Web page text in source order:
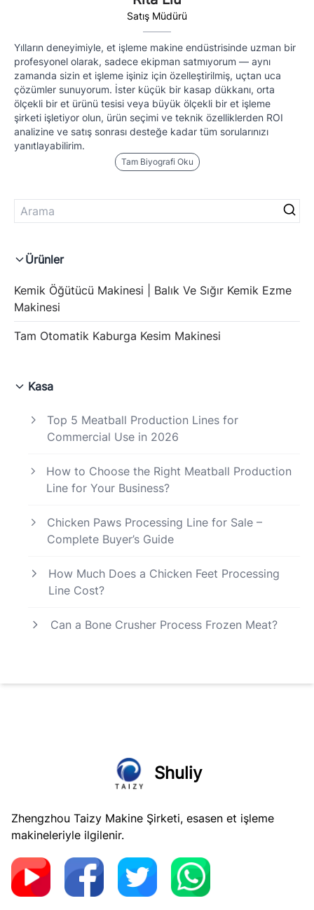
Satış Müdürü
Yılların deneyimiyle, et işleme makine endüstrisinde uzman bir
profesyonel olarak, sadece ekipman satmıyorum — aynı
zamanda sizin et işleme işiniz için özelleştirilmiş, uçtan uca
çözümler sunuyorum. İster küçük bir kasap dükkanı, orta
ölçekli bir et ürünü tesisi veya büyük ölçekli bir et işleme
şirketi işletiyor olun, ürün seçimi ve teknik özelliklerden ROI
analizine ve satış sonrası desteğe kadar tüm sorularınızı
yanıtlayabilirim.
Tam Biyografi Oku
Ürünler
Kemik Öğütücü Makinesi | Balık Ve Sığır Kemik Ezme
Makinesi
Tam Otomatik Kaburga Kesim Makinesi
Kasa
Top 5 Meatball Production Lines for
Commercial Use in 2026
How to Choose the Right Meatball Production
Line for Your Business?
Chicken Paws Processing Line for Sale –
Complete Buyer’s Guide
How Much Does a Chicken Feet Processing
Line Cost?
Can a Bone Crusher Process Frozen Meat?
Shuliy
Zhengzhou Taizy Makine Şirketi, esasen et işleme
makineleriyle ilgilenir.